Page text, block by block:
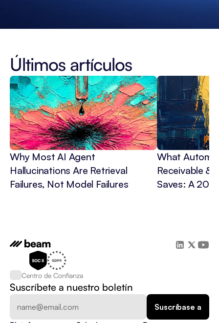
Últimos artículos
Why Most AI Agent
Hallucinations Are Retrieval
Failures, Not Model Failures
What
Receivable &
Saves: A
Centro de Confianza
Suscríbete a nuestro boletín